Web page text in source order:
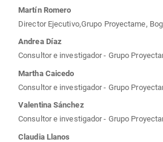
Contenido
principal
del
artículo
Martín Romero
Director Ejecutivo,Grupo Proyectame,
Andrea Díaz
Consultor e investigador - Grupo
Martha Caicedo
Consultor e investigador - Grupo
Valentina Sánchez
Consultor e investigador - Grupo
Claudia Llanos